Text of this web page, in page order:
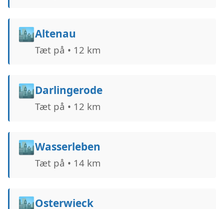
🏙️Altenau
Tæt på • 12 km
🏙️Darlingerode
Tæt på • 12 km
🏙️Wasserleben
Tæt på • 14 km
🏙️Osterwieck